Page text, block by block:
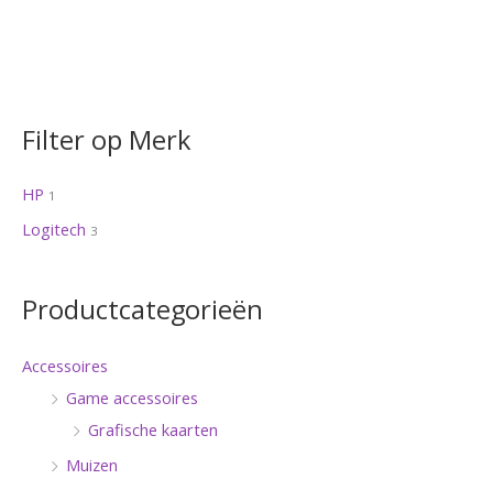
Filter op Merk
HP 1
Logitech 3
Productcategorieën
Accessoires
Game accessoires
Grafische kaarten
Muizen